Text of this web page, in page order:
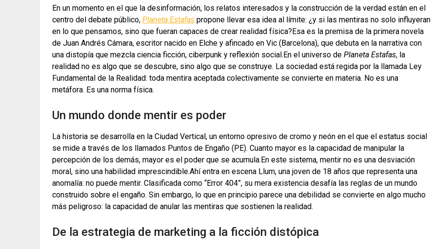
En un momento en el que la desinformación, los relatos interesados y la construcción de la verdad están en el
centro del debate público, Planeta Estafas propone llevar esa idea al límite: ¿y si las mentiras no solo influyeran
en lo que pensamos, sino que fueran capaces de crear realidad física?Esa es la premisa de la primera novela
de Juan Andrés Cámara, escritor nacido en Elche y afincado en Vic (Barcelona), que debuta en la narrativa con
una distopía que mezcla ciencia ficción, ciberpunk y reflexión social.En el universo de Planeta Estafas, la
realidad no es algo que se descubre, sino algo que se construye. La sociedad está regida por la llamada Ley
Fundamental de la Realidad: toda mentira aceptada colectivamente se convierte en materia. No es una
metáfora. Es una norma física.
Un mundo donde mentir es poder
La historia se desarrolla en la Ciudad Vertical, un entorno opresivo de cromo y neón en el que el estatus social
se mide a través de los llamados Puntos de Engaño (PE). Cuanto mayor es la capacidad de manipular la
percepción de los demás, mayor es el poder que se acumula.En este sistema, mentir no es una desviación
moral, sino una habilidad imprescindible.Ahí entra en escena Llum, una joven de 18 años que representa una
anomalía: no puede mentir. Clasificada como “Error 404”, su mera existencia desafía las reglas de un mundo
construido sobre el engaño. Sin embargo, lo que en principio parece una debilidad se convierte en algo mucho
más peligroso: la capacidad de anular las mentiras que sostienen la realidad.
De la estrategia de marketing a la ficción distópica